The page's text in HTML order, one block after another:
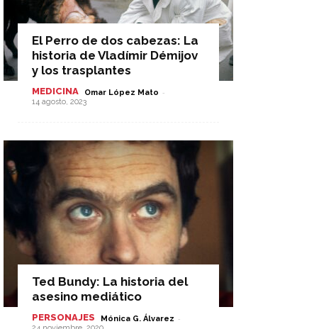
El Perro de dos cabezas: La
historia de Vladímir Démijov
y los trasplantes
MEDICINA Omar López Mato -
14 agosto, 2023
Ted Bundy: La historia del
asesino mediático
PERSONAJES Mónica G. Álvarez -